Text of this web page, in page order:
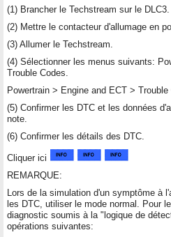
(1) Brancher le Techstream sur le DLC3.
(2) Mettre le contacteur d'allumage en
(3) Allumer le Techstream.
(4) Sélectionner les menus suivants:
Trouble Codes.
Powertrain > Engine and ECT > Trouble
(5) Confirmer les DTC et les données
note.
(6) Confirmer les détails des DTC.
Cliquer ici
REMARQUE:
Lors de la simulation d'un symptôme à
les DTC, utiliser le mode normal. Pour
diagnostic soumis à la "logique de
opérations suivantes: